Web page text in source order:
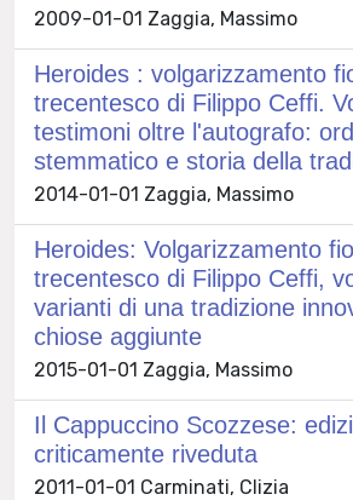
2009-01-01 Zaggia, Massimo
Heroides : volgarizzamento
trecentesco di Filippo Ceffi.
testimoni oltre l'autografo:
stemmatico e storia della
2014-01-01 Zaggia, Massimo
Heroides: Volgarizzamento
trecentesco di Filippo Ceffi,
varianti di una tradizione
chiose aggiunte
2015-01-01 Zaggia, Massimo
Il Cappuccino Scozzese:
criticamente riveduta
2011-01-01 Carminati, Clizia